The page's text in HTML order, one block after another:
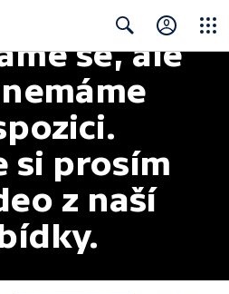
Search
se, ale
si prosím
z naší